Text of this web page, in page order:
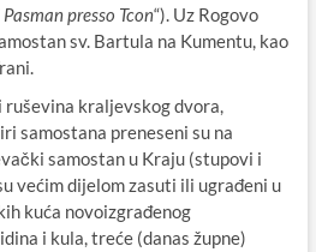
presso Tcon“). Uz Rogovo
sv. Bartula na Kumentu, kao
ruševina kraljevskog dvora,
samostana preneseni su na
samostan u Kraju (stupovi i
većim dijelom zasuti ili ugrađeni u
kuća novoizgrađenog
i kula, treće (danas župne)